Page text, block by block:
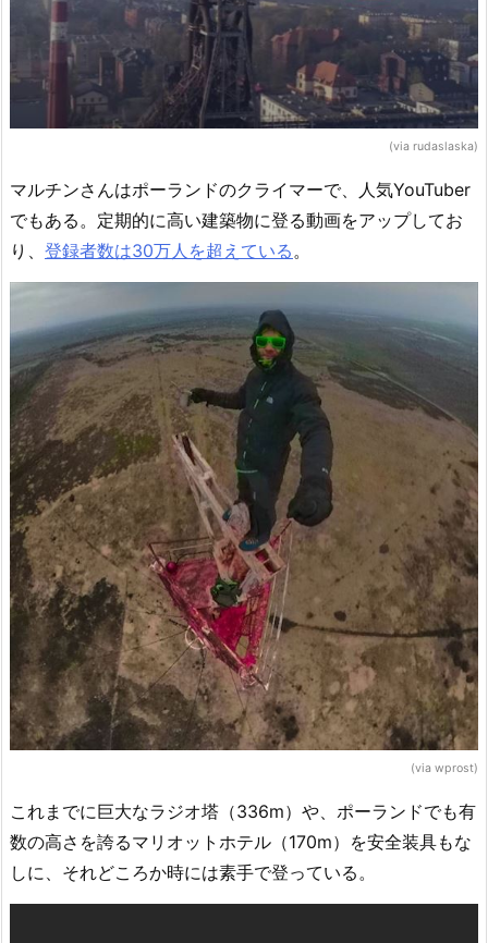
(via rudaslaska)
マルチンさんはポーランドのクライマーで、人気YouTuber
でもある。定期的に高い建築物に登る動画をアップしてお
り、 登録者数は30万人を超えている。
(via wprost)
これまでに巨大なラジオ塔（336m）や、ポーランドでも有
数の高さを誇るマリオットホテル（170m）を安全装具もな
しに、それどころか時には素手で登っている。